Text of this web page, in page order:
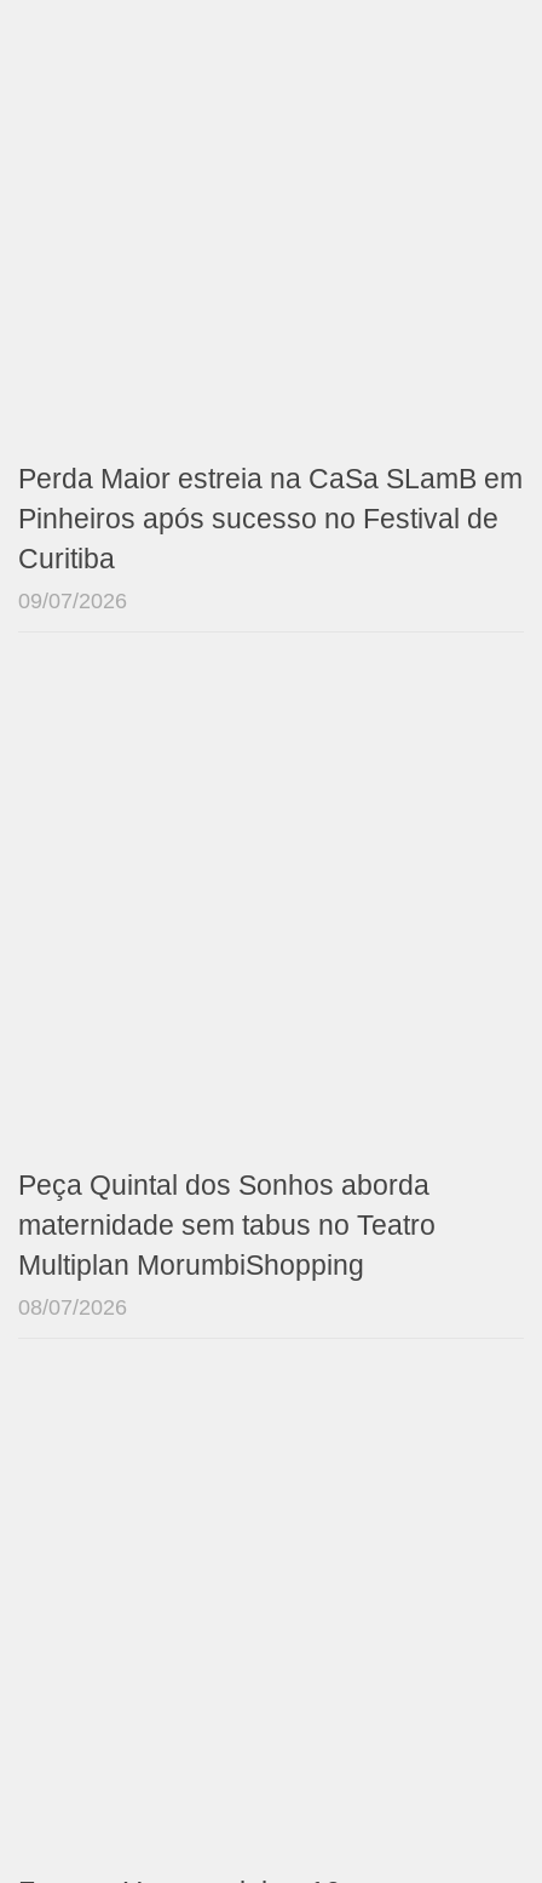
Perda Maior estreia na CaSa SLamB em
Pinheiros após sucesso no Festival de
Curitiba
09/07/2026
Peça Quintal dos Sonhos aborda
maternidade sem tabus no Teatro
Multiplan MorumbiShopping
08/07/2026